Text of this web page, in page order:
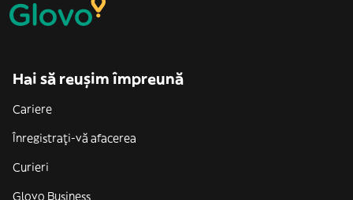
Hai să reușim împreună
Cariere
Înregistrați-vă afacerea
Curieri
Glovo Business